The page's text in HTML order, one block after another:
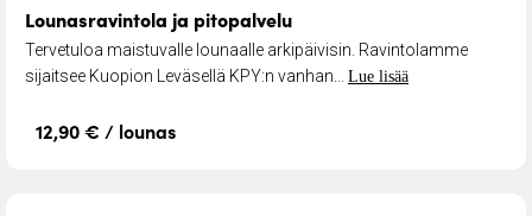
Lounasravintola ja pitopalvelu
Tervetuloa maistuvalle lounaalle arkipäivisin. Ravintolamme
sijaitsee Kuopion Leväsellä KPY:n vanhan... Lue lisää
12,90 € / lounas